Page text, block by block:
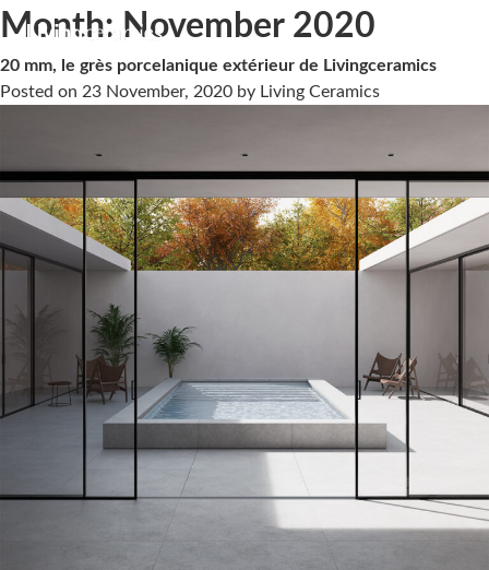
Month:November 2020
20 mm, le grès porcelanique extérieur de Livingceramics
Posted on 23 November, 2020 by Living Ceramics